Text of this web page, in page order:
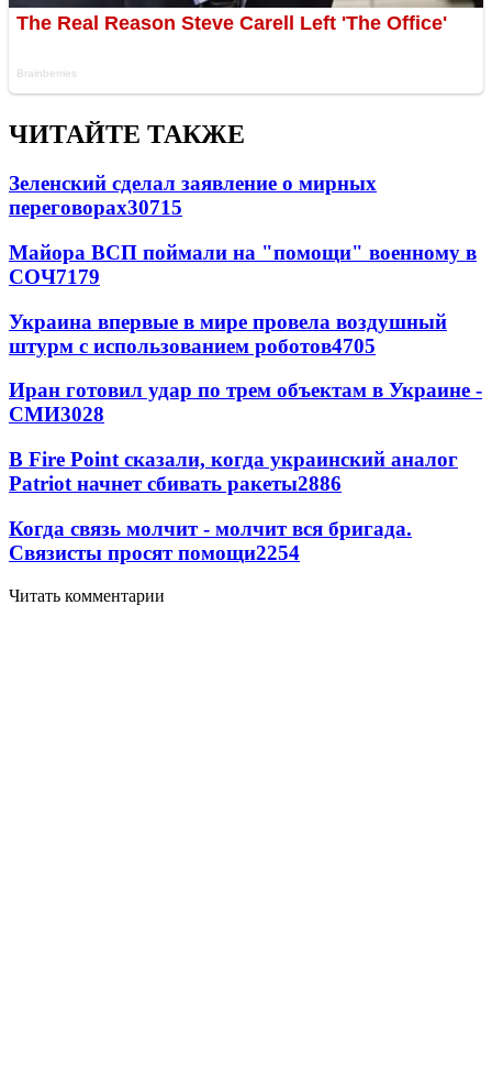
ЧИТАЙТЕ ТАКЖЕ
Зеленский сделал заявление о мирных
переговорах30715
Майора ВСП поймали на "помощи" военному в
СОЧ7179
Украина впервые в мире провела воздушный
штурм с использованием роботов4705
Иран готовил удар по трем объектам в Украине -
СМИ3028
В Fire Point сказали, когда украинский аналог
Patriot начнет сбивать ракеты2886
Когда связь молчит - молчит вся бригада.
Связисты просят помощи2254
Читать комментарии